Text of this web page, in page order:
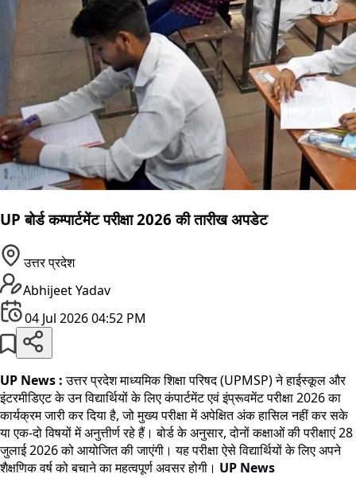
UP बोर्ड कम्पार्टमेंट परीक्षा 2026 की तारीख अपडेट
उत्तर प्रदेश
Abhijeet Yadav
04 Jul 2026 04:52 PM
UP News :उत्तर प्रदेश माध्यमिक शिक्षा परिषद (UPMSP) ने हाईस्कूल और
इंटरमीडिएट के उन विद्यार्थियों के लिए कंपार्टमेंट एवं इंप्रूवमेंट परीक्षा 2026 का
कार्यक्रम जारी कर दिया है, जो मुख्य परीक्षा में अपेक्षित अंक हासिल नहीं कर सके
या एक-दो विषयों में अनुत्तीर्ण रहे हैं। बोर्ड के अनुसार, दोनों कक्षाओं की परीक्षाएं 28
जुलाई 2026 को आयोजित की जाएंगी। यह परीक्षा ऐसे विद्यार्थियों के लिए अपने
शैक्षणिक वर्ष को बचाने का महत्वपूर्ण अवसर होगी। UP News